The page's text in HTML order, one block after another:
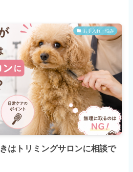
お手入れ・悩み
はトリミングサロンに相談で